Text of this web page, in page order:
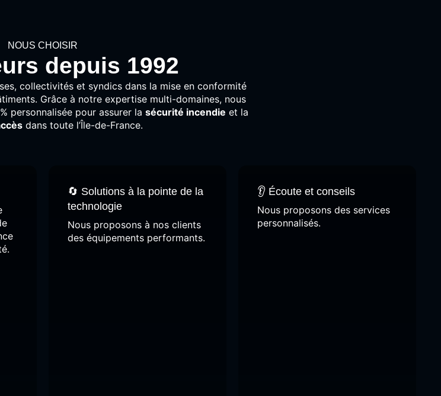
NOUS CHOISIR
depuis 1992
collectivités et syndics dans la mise en conformité
Grâce à notre expertise multi-domaines, nous
personnalisée pour assurer la sécurité incendie et la
dans toute l’Île-de-France.
🔄 Solutions à la pointe de la
technologie
Nous proposons à nos clients
des équipements performants.
👂 Écoute et conseils
Nous proposons des services
personnalisés.